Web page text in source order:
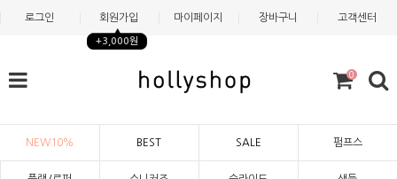
로그인 회원가입
+3,000원
마이페이지 장바구니 고객센터
0
NEW10% BEST SALE 펌프스